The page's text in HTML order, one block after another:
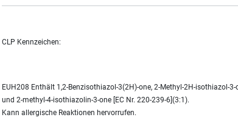
CLP Kennzeichen:
EUH208 Enthält 1,2-Benzisothiazol-3(2H)-one, 2-Methyl-2H-isothiazol-
und 2-methyl-4-isothiazolin-3-one [EC Nr. 220-239-6](3:1).
Kann allergische Reaktionen hervorrufen.